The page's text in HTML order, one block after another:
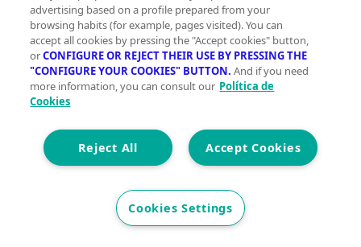
advertising based on a profile prepared from your
browsing habits (for example, pages visited). You can
accept all cookies by pressing the "Accept cookies" button,
orCONFIGURE OR REJECT THEIR USE BY PRESSING THE
"CONFIGURE YOUR COOKIES" BUTTON. And if you need
more information, you can consult our Política de
Cookies
Accept Cookies
Reject All
Cookies Settings